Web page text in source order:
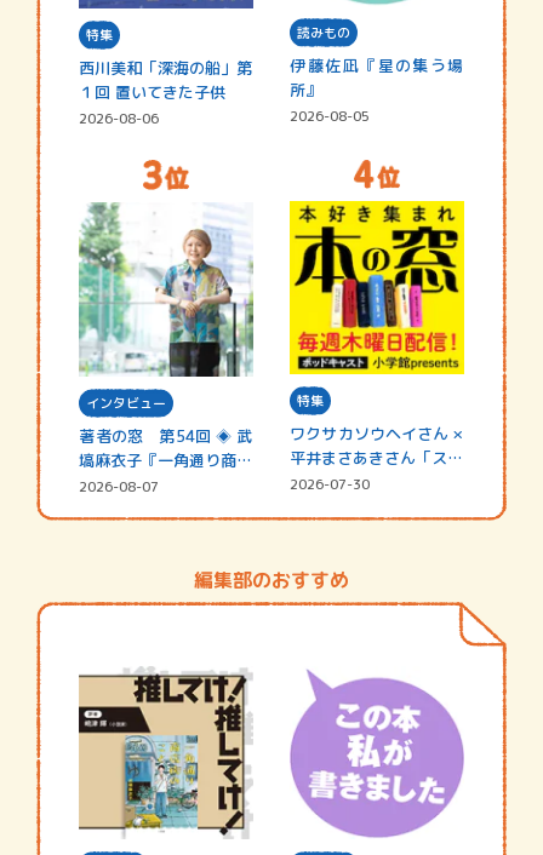
特集
西川美和「深海の船」第
１回 置いてきた子供
2026-08-06
読みもの
伊藤佐凪『星の集う場
所』
2026-08-05
インタビュー
著者の窓 第54回 ◈ 武
塙麻衣子『一角通り商店
街の…
2026-08-07
特集
ワクサカソウヘイさん ×
平井まさあきさん「スペ
シャ…
2026-07-30
編集部のおすすめ